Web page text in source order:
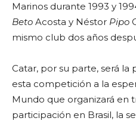
Marinos durante 1993 y
Beto Acosta y Néstor Pipo
mismo club dos años
Catar, por su parte, será
esta competición a la
Mundo que organizará en
participación en Brasil, la